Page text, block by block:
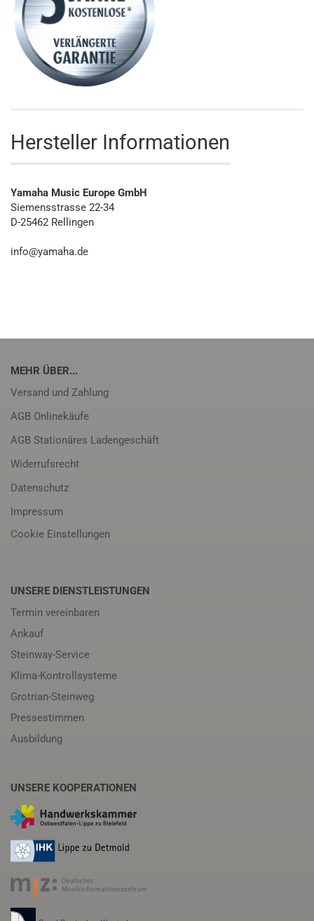
Hersteller Informationen
Yamaha Music Europe GmbH
Siemensstrasse 22-34
D-25462 Rellingen
info@yamaha.de
MEHR ÜBER...
Versand und Zahlung
AGB Onlinekäufe
AGB Stationäres Ladengeschäft
Widerrufsrecht
Datenschutz
Impressum
Cookie Einstellungen
UNSERE DIENSTLEISTUNGEN
Termin vereinbaren
Ankauf
Steinway-Service
Klima-Kontrollsysteme
Grotrian-Steinweg
Pressestimmen
Ausbildung
UNSERE KOOPERATIONEN